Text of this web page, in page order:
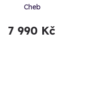
Cheb
7 990 Kč